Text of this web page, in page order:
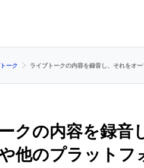
ーク ライブトークの内容を録音し、それをオ
クの内容を録音
他のプラットフ